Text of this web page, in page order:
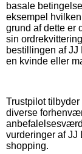
basale
eksempel
grund af dette er
sin
bestillingen af JJ
en kvinde eller
Trustpilot
diverse
vurderinger af
shopping.